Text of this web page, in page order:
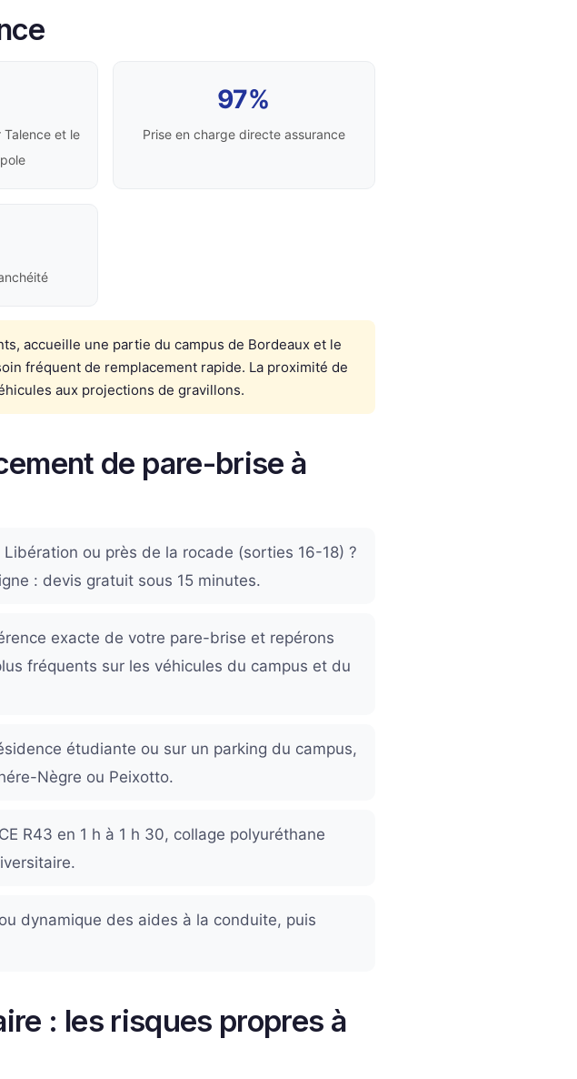
Talence et le
97%
Prise en charge directe assurance
accueille une partie du campus de Bordeaux et le
fréquent de remplacement rapide. La proximité de
aux projections de gravillons.
de pare-brise à
ou près de la rocade (sorties 16-18) ?
: devis gratuit sous 15 minutes.
exacte de votre pare-brise et repérons
fréquents sur les véhicules du campus et du
étudiante ou sur un parking du campus,
Nègre ou Peixotto.
R43 en 1 h à 1 h 30, collage polyuréthane
dynamique des aides à la conduite, puis
: les risques propres à